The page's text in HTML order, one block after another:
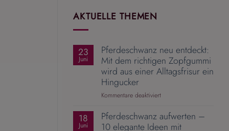
AKTUELLE THEMEN
23
Juni
Pferdeschwanz neu entdeckt:
Mit dem richtigen Zopfgummi
wird aus einer Alltagsfrisur ein
Hingucker
Kommentare deaktiviertfür
neu
entdeckt:
18
Juni
Pferdeschwanz aufwerten –
10 elegante Ideen mit